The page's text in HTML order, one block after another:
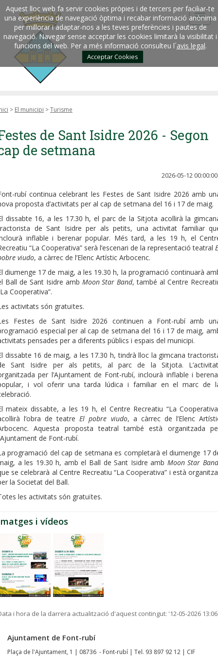
Aquest lloc web fa servir cookies pròpies i de tercers per faciliar-te
una experiència de navegació òptima i recabar informació anònima
per millorar i adaptar-nos a les teves preferències i pautes de
navegació. Navegar sense acceptar les cookies limitarà la visibilitat i
funcions del web. Per a més informació consulteu l´avis legal.
Acceptar Cookies
> El municipi >Turisme
de Sant Isidre 2026 - Segon
de setmana
2026-05-12 00:00:00
rubí continua celebrant les Festes de Sant Isidre 2026 amb
proposta d’activitats per al cap de setmana del 16 i 17 de maig.
dissabte 16, a les 17.30 h, el parc de la Sitjota acollirà la
de Sant Isidre per als petits, una activitat familiar
inflable i berenar popular. Més tard, a les 19 h, el
“La Cooperativa” serà l’escenari de la representació teatral
viudo, a càrrec de l’Elenc Artístic Arbocenc.
diumenge 17 de maig, a les 19.30 h, la programació continuarà
Ball de Sant Isidre amb Moon Star Band, també al Centre
Cooperativa”.
activitats són gratuïtes.
Festes de Sant Isidre 2026 continuen a Font-rubí amb
especial per al cap de setmana del 16 i 17 de maig,
pensades per a diferents públics i espais del municipi.
dissabte 16 de maig, a les 17.30 h, tindrà lloc la gimcana
Sant Isidre per als petits, al parc de la Sitjota.
per l’Ajuntament de Font-rubí, inclourà inflable i
i vol oferir una tarda lúdica i familiar en el marc de
mateix dissabte, a les 19 h, el Centre Recreatiu “La
l’obra de teatreEl pobre viudo, a càrrec de l’Elenc
Aquesta proposta teatral també està organitzada
de Font-rubí.
programació del cap de setmana es completarà el diumenge 17
a les 19.30 h, amb el Ball de Sant Isidre amb Moon Star
se celebrarà al Centre Recreatiu “La Cooperativa” i està
la Societat del Ball.
les activitats són gratuïtes.
i vídeos
i hora de la darrera actualització d'aquest contingut: '12-05-2026 13:06
Ajuntament de Font-rubí
Plaça de l'Ajuntament, 1 | 08736 - Font-rubí | Tel. 93 897 92 12 | CIF